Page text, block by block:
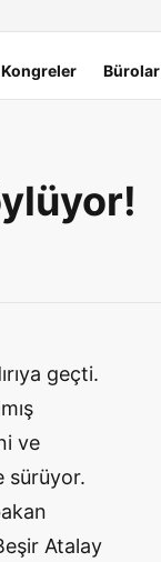
Kongreler Bürolar
geçti.
ve
sürüyor.
Atalay